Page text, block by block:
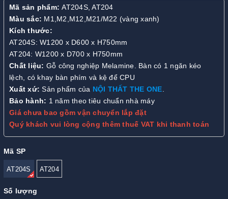
Mã sản phẩm: AT204S, AT204
Màu sắc: M1,M2,M12,M21/M22 (vàng xanh)
Kích thước:
AT204S: W1200 x D600 x H750mm
AT204: W1200 x D700 x H750mm
Chất liệu: Gỗ công nghiệp Melamine. Bàn có 1 ngăn kéo
lệch, có khay bàn phím và kệ để CPU
Xuất xứ: Sản phẩm của NỘI THẤT THE ONE.
Bảo hành: 1 năm theo tiêu chuẩn nhà máy
Giá chưa bao gồm vận chuyển lắp đặt
Quý khách vui lòng cộng thêm thuế VAT khi thanh toán
Mã SP
AT204S AT204
Số lượng